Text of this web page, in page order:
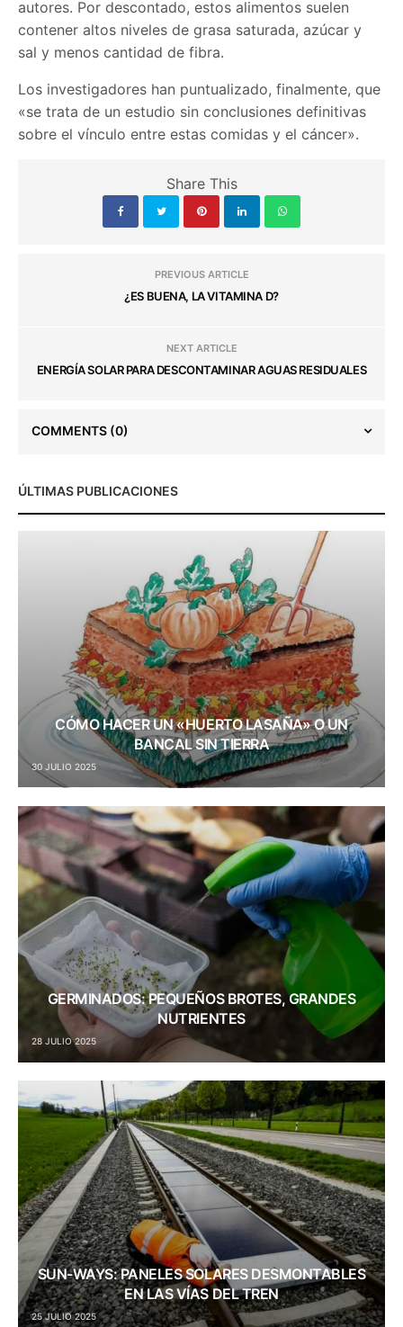
autores. Por descontado, estos alimentos suelen
contener altos niveles de grasa saturada, azúcar y
sal y menos cantidad de fibra.
Los investigadores han puntualizado, finalmente, que
«se trata de un estudio sin conclusiones definitivas
sobre el vínculo entre estas comidas y el cáncer».
Share This
PREVIOUS ARTICLE
¿ES BUENA, LA VITAMINA D?
NEXT ARTICLE
ENERGÍA SOLAR PARA DESCONTAMINAR AGUAS RESIDUALES
COMMENTS (0)
ÚLTIMAS PUBLICACIONES
CÓMO HACER UN «HUERTO LASAÑA» O UN
BANCAL SIN TIERRA
30 JULIO 2025
GERMINADOS: PEQUEÑOS BROTES, GRANDES
NUTRIENTES
28 JULIO 2025
SUN-WAYS: PANELES SOLARES DESMONTABLES
EN LAS VÍAS DEL TREN
25 JULIO 2025